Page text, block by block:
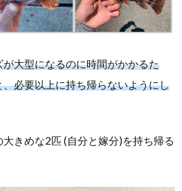
大型になるのに時間がかかるた
必要以上に持ち帰らないようにし
きめな2匹 (自分と嫁分)を持ち帰る